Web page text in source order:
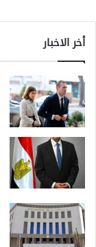
أخر الاخبار